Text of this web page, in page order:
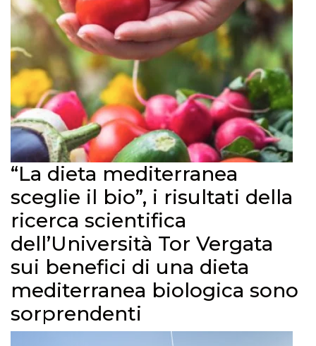
“La dieta mediterranea
sceglie il bio”, i risultati della
ricerca scientifica
dell’Università Tor Vergata
sui benefici di una dieta
mediterranea biologica sono
sorprendenti